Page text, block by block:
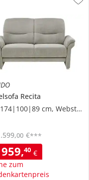
Recita
BHT 174|100|89 cm, Webstoff
959,40 €
zum
,00 €***